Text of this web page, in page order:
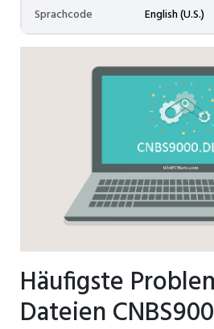
Sprachcode English (U.S.)
Häufigste
Dateien